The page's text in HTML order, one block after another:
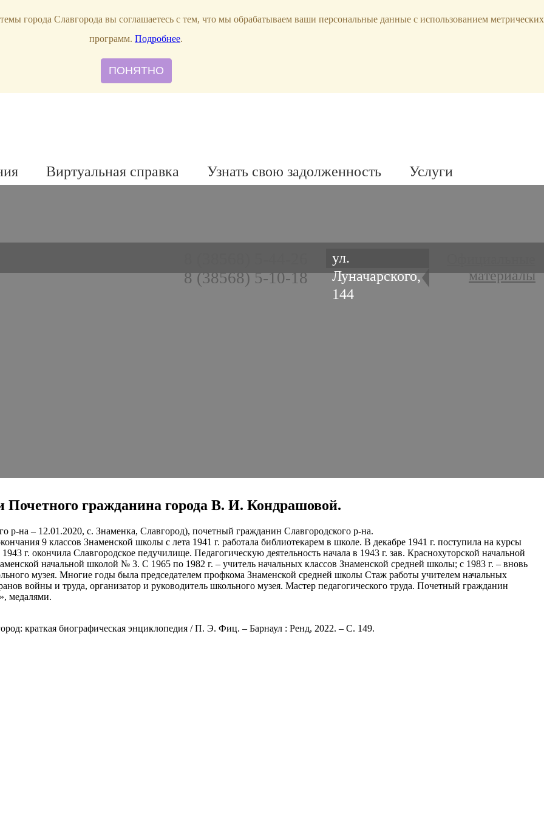
Виртуальная справка Узнать свою задолженность Услуги
материалы
ул.
Луначарского,
144
8 (38568) 5-10-18
Почетного гражданина города В. И. Кондрашовой.
р-на – 12.01.2020, с. Знаменка, Славгород), почетный гражданин Славгородского р-на.
9 классов Знаменской школы с лета 1941 г. работала библиотекарем в школе. В декабре 1941 г. поступила на курсы
г. окончила Славгородское педучилище. Педагогическую деятельность начала в 1943 г. зав. Краснохуторской начальной
начальной школой № 3. С 1965 по 1982 г. – учитель начальных классов Знаменской средней школы; с 1983 г. – вновь
музея. Многие годы была председателем профкома Знаменской средней школы Стаж работы учителем начальных
войны и труда, организатор и руководитель школьного музея. Мастер педагогического труда. Почетный гражданин
медалями.
биографическая энциклопедия / П. Э. Фиц. – Барнаул : Ренд, 2022. – С. 149.
города Славгорода вы соглашаетесь с тем, что мы обрабатываем ваши персональные данные с использованием метрических
программ. Подробнее.
ПОНЯТНО